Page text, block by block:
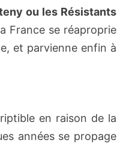
ou les Résistants
France se réaproprie
et parvienne enfin à
en raison de la
années se propage